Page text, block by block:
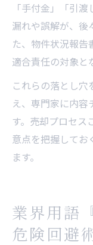
「手付金」「引
漏れや誤解が、後
た、物件状況報
適合責任の対象と
これらの落とし
え、専門家に内容
す。売却プロセス
意点を把握してお
ます。
業界用語
危険回避